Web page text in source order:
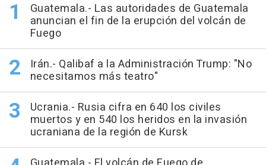
Guatemala.- Las autoridades de Guatemala
anuncian el fin de la erupción del volcán de
Fuego
Irán.- Qalibaf a la Administración Trump: "No
necesitamos más teatro"
Ucrania.- Rusia cifra en 640 los civiles
muertos y en 540 los heridos en la invasión
ucraniana de la región de Kursk